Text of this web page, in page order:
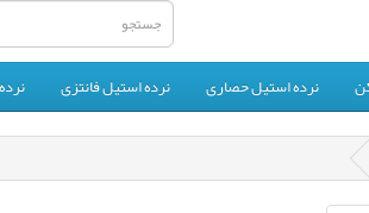
نرده استیل حصاری نرده استیل فانتزی